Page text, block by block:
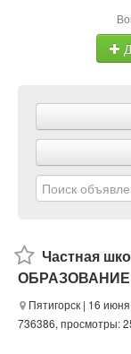
Частная
Пятигорск | 16
736386, просмотры: